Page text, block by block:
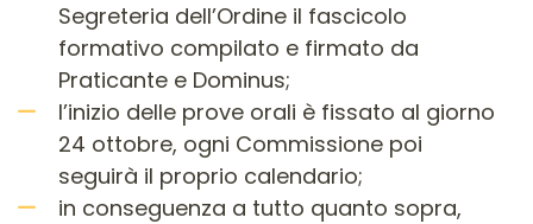
Segreteria dell’Ordine il fascicolo
formativo compilato e firmato da
Praticante e Dominus;
l’inizio delle prove orali è fissato al giorno
24 ottobre, ogni Commissione poi
seguirà il proprio calendario;
in conseguenza a tutto quanto sopra,